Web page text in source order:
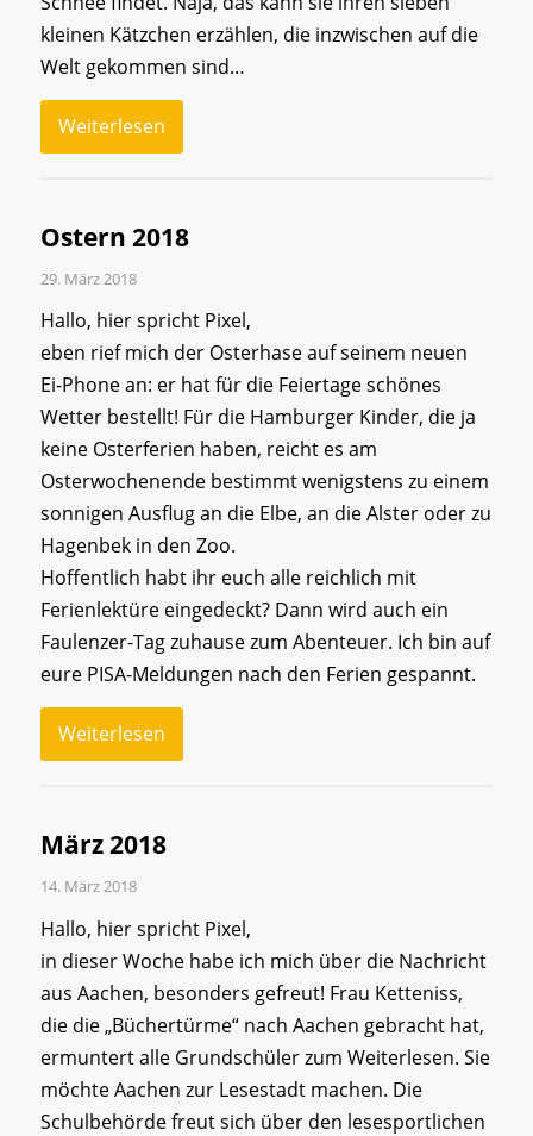
kleinen Kätzchen erzählen, die inzwischen auf die
Welt gekommen sind…
Weiterlesen
Ostern 2018
29. März 2018
Hallo, hier spricht Pixel,
eben rief mich der Osterhase auf seinem neuen
Ei-Phone an: er hat für die Feiertage schönes
Wetter bestellt! Für die Hamburger Kinder, die ja
keine Osterferien haben, reicht es am
Osterwochenende bestimmt wenigstens zu einem
sonnigen Ausflug an die Elbe, an die Alster oder zu
Hagenbek in den Zoo.
Hoffentlich habt ihr euch alle reichlich mit
Ferienlektüre eingedeckt? Dann wird auch ein
Faulenzer-Tag zuhause zum Abenteuer. Ich bin auf
eure PISA-Meldungen nach den Ferien gespannt.
Weiterlesen
März 2018
14. März 2018
Hallo, hier spricht Pixel,
in dieser Woche habe ich mich über die Nachricht
aus Aachen, besonders gefreut! Frau Ketteniss,
die die „Büchertürme“ nach Aachen gebracht hat,
ermuntert alle Grundschüler zum Weiterlesen. Sie
möchte Aachen zur Lesestadt machen. Die
Schulbehörde freut sich über den lesesportlichen